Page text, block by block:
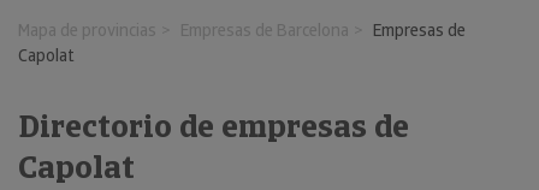
Mapa de provincias Empresas de Barcelona
Empresas de
Capolat
Directorio de empresas de
Capolat